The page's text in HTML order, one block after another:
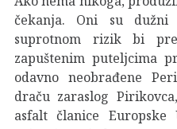
čekanja. Oni su
suprotnom rizik bi
zapuštenim puteljcima
odavno neobrađene
draču zaraslog
asfalt članice